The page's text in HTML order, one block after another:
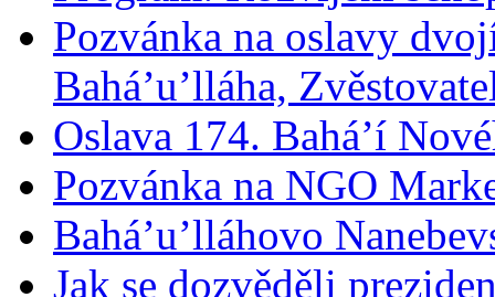
Pozvánka na oslavy
Bahá’u’lláha,
Oslava 174. Bahá’í
Pozvánka na NGO
Bahá’u’lláhovo
Jak se dozvěděli